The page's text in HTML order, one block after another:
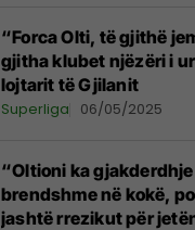
“Forca Olti, të gjithë
gjitha klubet njëzëri i
lojtarit të Gjilanit
Superliga 06/05/2025
“Oltioni ka
brendshme në kokë,
jashtë rrezikut për